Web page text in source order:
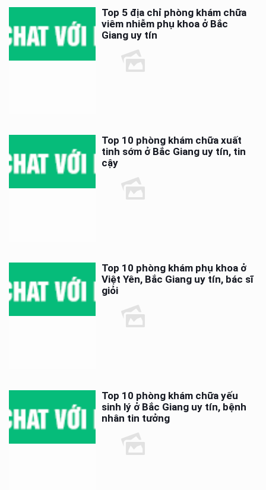
Top 5 địa chỉ phòng khám chữa
viêm nhiễm phụ khoa ở Bắc
Giang uy tín
Top 10 phòng khám chữa xuất
tinh sớm ở Bắc Giang uy tín, tin
cậy
Top 10 phòng khám phụ khoa ở
Việt Yên, Bắc Giang uy tín, bác sĩ
giỏi
Top 10 phòng khám chữa yếu
sinh lý ở Bắc Giang uy tín, bệnh
nhân tin tưởng